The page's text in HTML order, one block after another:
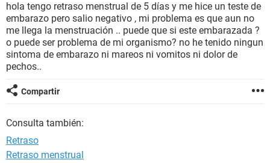
BIENESTAR
SEXUALIDAD
GLOSARIO
hola tengo retraso menstrual de 5 días y me hice un teste de
embarazo pero salio negativo , mi problema es que aun no
me llega la menstruación .. puede que si este embarazada ?
o puede ser problema de mi organismo? no he tenido ningun
sintoma de embarazo ni mareos ni vomitos ni dolor de
pechos..
Compartir
Consulta también:
Retraso
Retraso menstrual